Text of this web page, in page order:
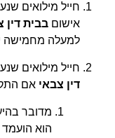
חייל מילואים
אישום בבית דין
למעלה מחמישה
חייל מילואים
דין צבאי אם
מדובר
הוא הועמד